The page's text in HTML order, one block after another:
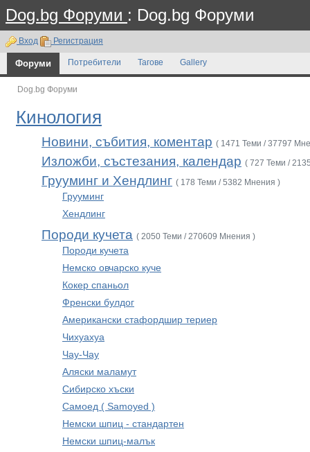
Dog.bg Форуми : Dog.bg Форуми
Вход Регистрация
Форуми Потребители Тагове Gallery
Dog.bg Форуми
Кинология
Новини, събития, коментар ( 1471 Теми / 37797
Изложби, състезания, календар ( 727 Теми /
Грууминг и Хендлинг ( 178 Теми / 5382 Мнения )
Грууминг
Хендлинг
Породи кучета ( 2050 Теми / 270609 Мнения )
Породи кучета
Немско овчарско куче
Кокер спаньол
Френски булдог
Американски стафордшир териер
Чихуахуа
Чау-Чау
Аляски маламут
Сибирско хъски
Самоед ( Samoyed )
Немски шпиц - стандартен
Немски шпиц-малък